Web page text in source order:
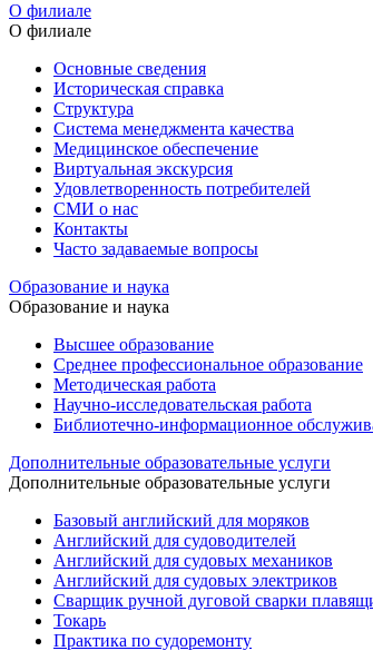
О филиале
О филиале
Основные сведения
Историческая справка
Структура
Система менеджмента качества
Медицинское обеспечение
Виртуальная экскурсия
Удовлетворенность потребителей
СМИ о нас
Контакты
Часто задаваемые вопросы
Образование и наука
Образование и наука
Высшее образование
Среднее профессиональное образование
Методическая работа
Научно-исследовательская работа
Библиотечно-информационное
Дополнительные образовательные услуги
Дополнительные образовательные услуги
Базовый английский для моряков
Английский для судоводителей
Английский для судовых механиков
Английский для судовых электриков
Cварщик ручной дуговой сварки
Токарь
Практика по судоремонту